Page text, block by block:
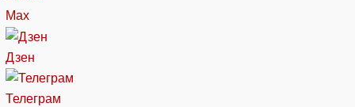
Max
Дзен
Телеграм